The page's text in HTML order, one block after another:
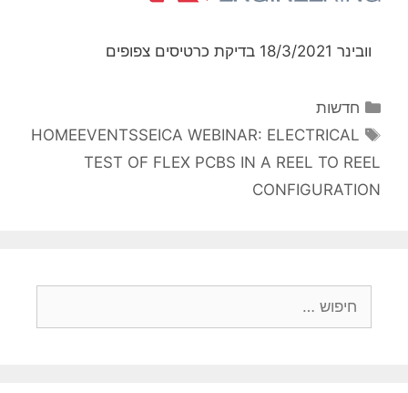
וובינר 18/3/2021 בדיקת כרטיסים צפופים
קטגוריות
חדשות
תגיות
HOMEEVENTSSEICA WEBINAR: ELECTRICAL
TEST OF FLEX PCBS IN A REEL TO REEL
CONFIGURATION